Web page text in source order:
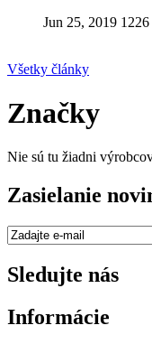
Jun 25, 2019 1226
Všetky články
Značky
Nie sú tu žiadni
Zasielanie
Sledujte nás
Informácie